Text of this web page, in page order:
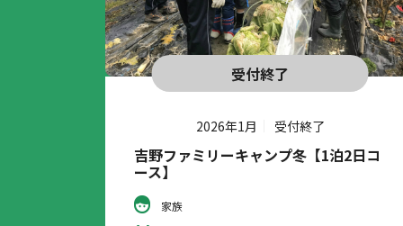
受付終了
2026年1月 受付終了
吉野ファミリーキャンプ冬【1泊2日コ
ース】
家族